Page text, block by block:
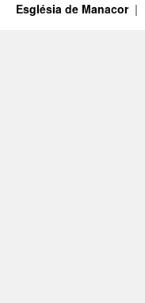
Església de Manacor